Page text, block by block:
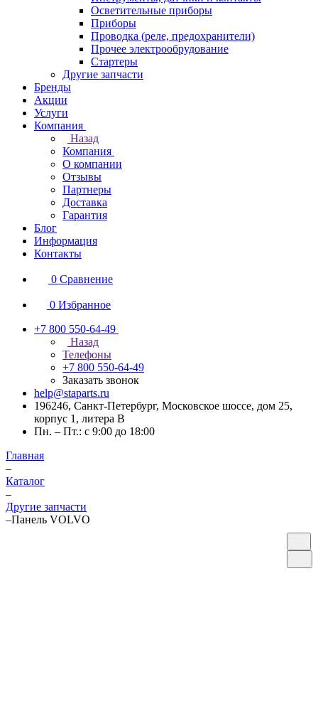
Осветительные приборы
Приборы
Проводка (реле, предохранители)
Прочее электрообрудование
Стартеры
Другие запчасти
Бренды
Акции
Услуги
Компания
Назад
Компания
О компании
Отзывы
Партнеры
Доставка
Гарантия
Блог
Информация
Контакты
0 Сравнение
0 Избранное
+7 800 550-64-49
Назад
Телефоны
+7 800 550-64-49
Заказать звонок
help@staparts.ru
196246, Санкт-Петербург, Московское шоссе, дом 25,
корпус 1, литера В
Пн. – Пт.: с 9:00 до 18:00
Главная
–
Каталог
–
Другие запчасти
–Панель VOLVO